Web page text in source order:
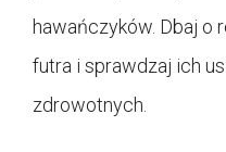
hawańczyków. Dbaj o
futra i sprawdzaj ich
zdrowotnych.